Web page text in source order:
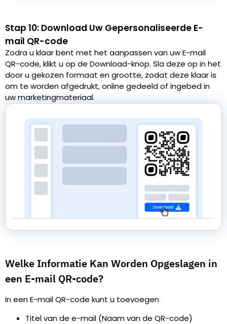
Stap 10: Download Uw Gepersonaliseerde E-
mail QR-code
Zodra u klaar bent met het aanpassen van uw E-mail
QR-code, klikt u op de Download-knop. Sla deze op in het
door u gekozen formaat en grootte, zodat deze klaar is
om te worden afgedrukt, online gedeeld of ingebed in
uw marketingmateriaal.
Welke Informatie Kan Worden Opgeslagen in
een E-mail QR-code?
In een E-mail QR-code kunt u toevoegen
Titel van de e-mail (Naam van de QR-code)